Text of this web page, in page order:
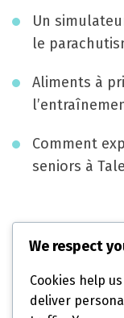
o
Un
le
Aliments à
Comment
seniors à
Diététique
We respect
Cookies help
deliver